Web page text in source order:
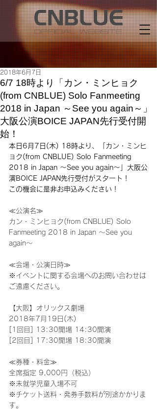
6/7 18時より「カン・ミンヒョク
(from CNBLUE) Solo Fanmeeting
2018 in Japan ～See you again～」
大阪公演BOICE JAPAN先行受付開
始！
2018年6月7日
本日6月7日(木) 18時より、「カン・ミンヒ
ョク(from CNBLUE) Solo Fanmeeting
2018 in Japan ～See you again～」大阪公
演BOICE JAPAN先行受付がスタート！
この機会に是非お申込みください！
≪公演名≫
カン・ミンヒョク(from CNBLUE) Solo
Fanmeeting 2018 in Japan ～See you
again～
≪会場・公演日時≫
※イベントに関する会場へのお問い合わせは
ご遠慮ください。
【大阪】オリックス劇場
2018年7月19日(木)
[1回目] 13:30開場 14:30開演
[2回目] 17:30開場 18:30開演
≪券種・料金≫
全席指定 9,000円（税込）
※未就学児童入場不可
※チケット送料・発券手数料が別途かかりま
す。